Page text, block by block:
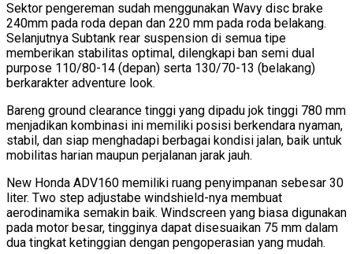
Sektor pengereman sudah menggunakan Wavy disc brake
240mm pada roda depan dan 220 mm pada roda belakang.
Selanjutnya Subtank rear suspension di semua tipe
memberikan stabilitas optimal, dilengkapi ban semi dual
purpose 110/80-14 (depan) serta 130/70-13 (belakang)
berkarakter adventure look.
Bareng ground clearance tinggi yang dipadu jok tinggi 780 mm
menjadikan kombinasi ini memiliki posisi berkendara nyaman,
stabil, dan siap menghadapi berbagai kondisi jalan, baik untuk
mobilitas harian maupun perjalanan jarak jauh.
New Honda ADV160 memiliki ruang penyimpanan sebesar 30
liter. Two step adjustabe windshield-nya membuat
aerodinamika semakin baik. Windscreen yang biasa digunakan
pada motor besar, tingginya dapat disesuaikan 75 mm dalam
dua tingkat ketinggian dengan pengoperasian yang mudah.